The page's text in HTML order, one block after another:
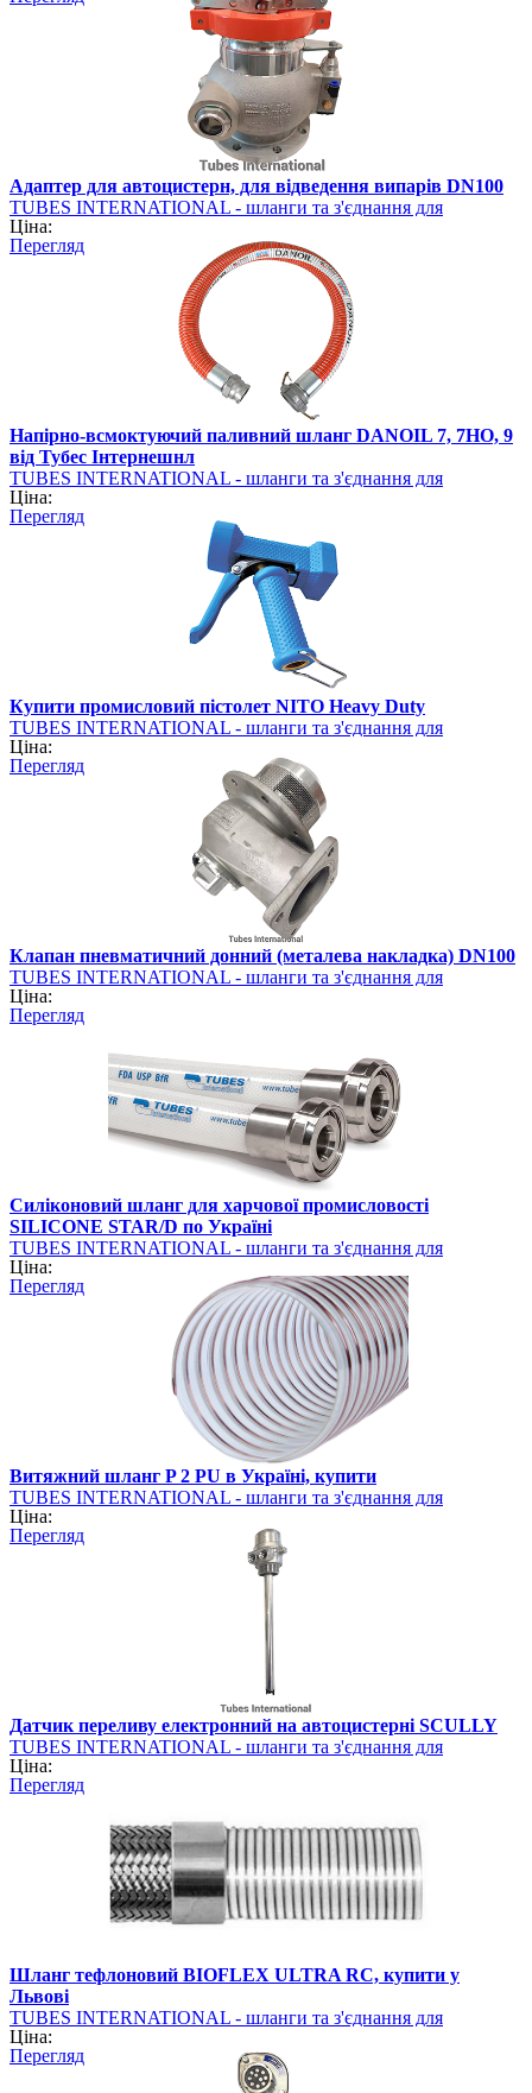
Адаптер для автоцистерн, для відведення випарів DN100
TUBES INTERNATIONAL - шланги та з'єднання для
промисловості
Ціна:
Перегляд
Напірно-всмоктуючий паливний шланг DANOIL 7, 7HO, 9
від Тубес Інтернешнл
TUBES INTERNATIONAL - шланги та з'єднання для
промисловості
Ціна:
Перегляд
Купити промисловий пістолет NITO Heavy Duty
TUBES INTERNATIONAL - шланги та з'єднання для
промисловості
Ціна:
Перегляд
Клапан пневматичний донний (металева накладка) DN100
TUBES INTERNATIONAL - шланги та з'єднання для
промисловості
Ціна:
Перегляд
Силіконовий шланг для харчової промисловості
SILICONE STAR/D по Україні
TUBES INTERNATIONAL - шланги та з'єднання для
промисловості
Ціна:
Перегляд
Витяжний шланг P 2 PU в Україні, купити
TUBES INTERNATIONAL - шланги та з'єднання для
промисловості
Ціна:
Перегляд
Датчик переливу електронний на автоцистерні SCULLY
TUBES INTERNATIONAL - шланги та з'єднання для
промисловості
Ціна:
Перегляд
Шланг тефлоновий BIOFLEX ULTRA RC, купити у
Львові
TUBES INTERNATIONAL - шланги та з'єднання для
промисловості
Ціна:
Перегляд